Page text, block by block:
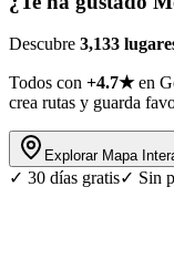
Descubre 3,133
Todos con +4.7★en
crea rutas y guarda
Explorar Mapa
✓ 30 días gratis✓ Sin